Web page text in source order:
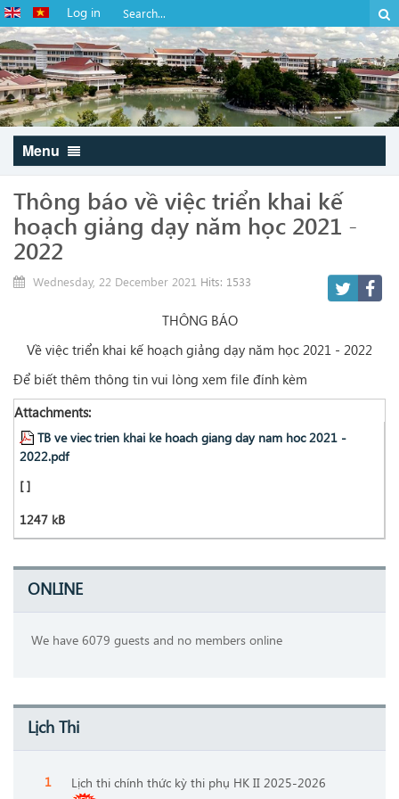
Log in
Menu
Thông báo về việc triển khai kế
hoạch giảng dạy năm học 2021 -
2022
Wednesday, 22 December 2021 Hits: 1533
THÔNG BÁO
Về việc triển khai kế hoạch giảng dạy năm học 2021 - 2022
Để biết thêm thông tin vui lòng xem file đính kèm
Attachments:
TB ve viec trien khai ke hoach giang day nam hoc 2021 -
2022.pdf
[ ]
1247 kB
ONLINE
We have 6079 guests and no members online
Lịch Thi
Lịch thi chính thức kỳ thi phụ HK II 2025-2026